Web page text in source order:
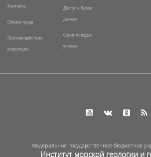
Контакты
Охрана труда
Противодействие
коррупции
Доступ к базам
данных
Совет молодых
ученых
Федеральное государственное бюджетное
Институт морской геологии и